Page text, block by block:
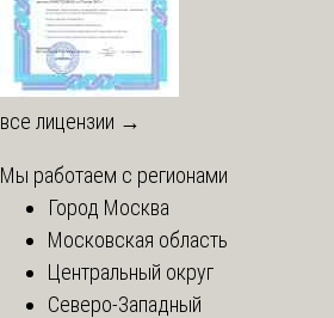
все лицензии →
Мы работаем с регионами
Город Москва
Московская область
Центральный округ
Северо-Западный